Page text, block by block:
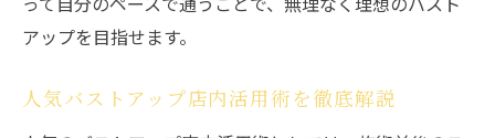
流れ
専門家監修のバストアップ店内マッサージ
安心して受けられるバストアップ店内サー
アップを目指せます。
人気バストアップ店内活用術を徹底解説